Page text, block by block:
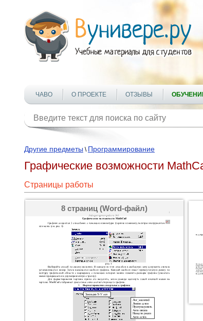
ЧАВО О ПРОЕКТЕ ОТЗЫВЫ
Другие предметы \ Программирование
Графические возможности
Страницы работы
8 страниц (Word-файл)